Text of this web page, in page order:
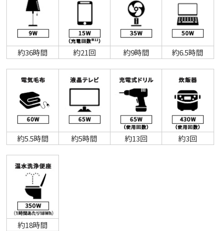
約36時間 約21回 約9時間 約6.5時間
約5.5時間 約5時間 約13回 約3回
約18時間